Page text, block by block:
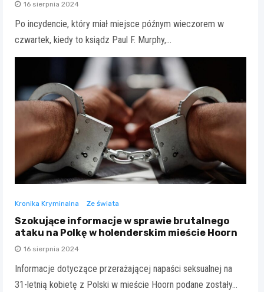
16 sierpnia 2024
Po incydencie, który miał miejsce późnym wieczorem w
czwartek, kiedy to ksiądz Paul F. Murphy,…
Kronika Kryminalna Ze świata
Szokujące informacje w sprawie brutalnego
ataku na Polkę w holenderskim mieście Hoorn
16 sierpnia 2024
Informacje dotyczące przerażającej napaści seksualnej na
31-letnią kobietę z Polski w mieście Hoorn podane zostały…